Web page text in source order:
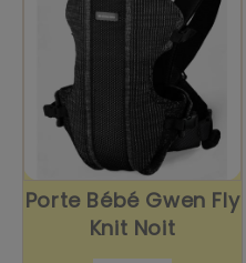
Porte Bébé Gwen Fly
Knit Noit